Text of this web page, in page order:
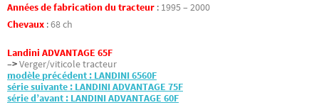
Années de fabrication du tracteur : 1995 – 2000
Chevaux :68 ch
Landini ADVANTAGE 65F
–>Verger/viticole tracteur
modèle précédent : LANDINI 6560F
série suivante : LANDINI ADVANTAGE 75F
série d’avant : LANDINI ADVANTAGE 60F